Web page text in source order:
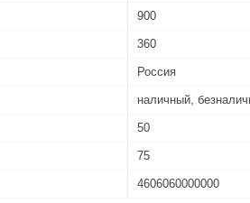
900
360
Россия
наличный,
50
75
4606060000000